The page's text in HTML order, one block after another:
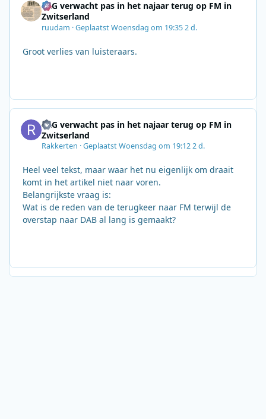
SRG verwacht pas in het najaar terug op FM in
Zwitserland
ruudam ·GeplaatstWoensdag om 19:352 d.
Groot verlies van luisteraars.
SRG verwacht pas in het najaar terug op FM in
Zwitserland
Rakkerten ·GeplaatstWoensdag om 19:122 d.
Heel veel tekst, maar waar het nu eigenlijk om draait
komt in het artikel niet naar voren.
Belangrijkste vraag is:
Wat is de reden van de terugkeer naar FM terwijl de
overstap naar DAB al lang is gemaakt?